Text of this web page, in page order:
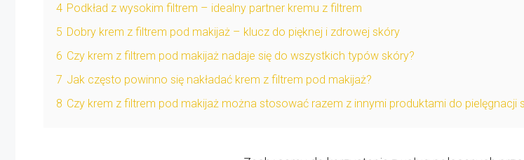
4 Podkład z wysokim filtrem – idealny partner kremu z filtrem
5 Dobry krem z filtrem pod makijaż – klucz do pięknej i zdrowej skóry
6 Czy krem z filtrem pod makijaż nadaje się do wszystkich typów skóry?
7 Jak często powinno się nakładać krem z filtrem pod makijaż?
8 Czy krem z filtrem pod makijaż można stosować razem z innymi produktami do pielęgnacji